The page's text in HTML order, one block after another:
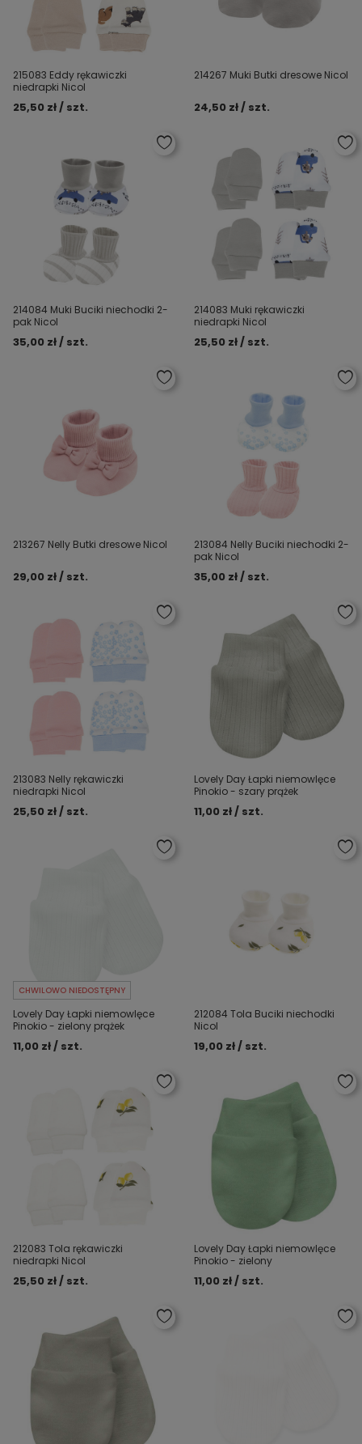
215083 Eddy rękawiczki
niedrapki Nicol
25,50 zł / szt.
214267 Muki Butki dresowe Nicol
24,50 zł / szt.
214084 Muki Buciki niechodki 2-
pak Nicol
35,00 zł / szt.
214083 Muki rękawiczki
niedrapki Nicol
25,50 zł / szt.
213267 Nelly Butki dresowe Nicol
29,00 zł / szt.
213084 Nelly Buciki niechodki 2-
pak Nicol
35,00 zł / szt.
213083 Nelly rękawiczki
niedrapki Nicol
25,50 zł / szt.
Lovely Day Łapki niemowlęce
Pinokio - szary prążek
11,00 zł / szt.
CHWILOWO NIEDOSTĘPNY
Lovely Day Łapki niemowlęce
Pinokio - zielony prążek
11,00 zł / szt.
212084 Tola Buciki niechodki
Nicol
19,00 zł / szt.
212083 Tola rękawiczki
niedrapki Nicol
25,50 zł / szt.
Lovely Day Łapki niemowlęce
Pinokio - zielony
11,00 zł / szt.